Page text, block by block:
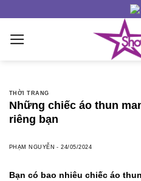
content
THỜI TRANG
Những chiếc áo thun
riêng bạn
PHẠM NGUYỄN -24/05/2024
Bạn có bao nhiêu chiếc áo